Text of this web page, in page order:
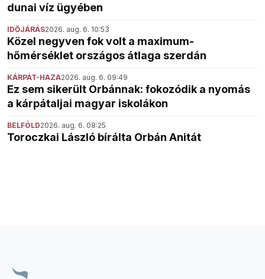
dunai víz ügyében
IDŐJÁRÁS2026. aug. 6. 10:53
Közel negyven fok volt a maximum-
hőmérséklet országos átlaga szerdán
KÁRPÁT-HAZA2026. aug. 6. 09:49
Ez sem sikerült Orbánnak: fokozódik a nyomás
a kárpátaljai magyar iskolákon
BELFÖLD2026. aug. 6. 08:25
Toroczkai László bírálta Orbán Anitát